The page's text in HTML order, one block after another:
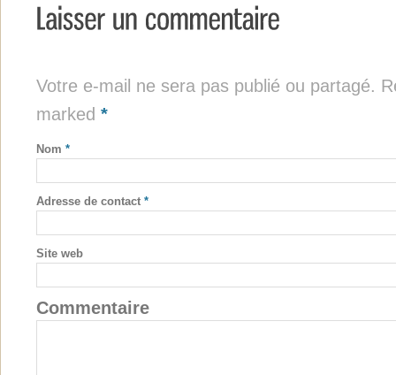
Votre e-mail ne sera pas publié ou partagé.
marked *
Nom *
Adresse de contact *
Site web
Commentaire